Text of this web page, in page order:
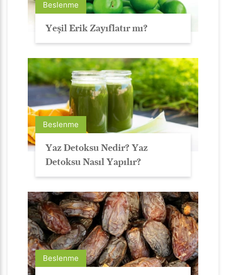
Beslenme
Yeşil Erik Zayıflatır mı?
Beslenme
Yaz Detoksu Nedir? Yaz
Detoksu Nasıl Yapılır?
Beslenme